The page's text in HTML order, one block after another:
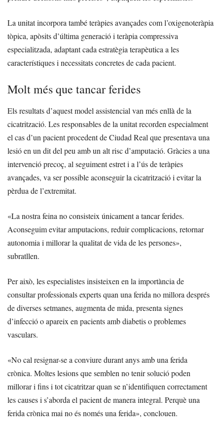
La unitat incorpora també teràpies avançades com l’oxigenoteràpia
tòpica, apòsits d’última generació i teràpia compressiva
especialitzada, adaptant cada estratègia terapèutica a les
característiques i necessitats concretes de cada pacient.
Molt més que tancar ferides
Els resultats d’aquest model assistencial van més enllà de la
cicatrització. Les responsables de la unitat recorden especialment
el cas d’un pacient procedent de Ciudad Real que presentava una
lesió en un dit del peu amb un alt risc d’amputació. Gràcies a una
intervenció precoç, al seguiment estret i a l’ús de teràpies
avançades, va ser possible aconseguir la cicatrització i evitar la
pèrdua de l’extremitat.
«La nostra feina no consisteix únicament a tancar ferides.
Aconseguim evitar amputacions, reduir complicacions, retornar
autonomia i millorar la qualitat de vida de les persones»,
subratllen.
Per això, les especialistes insisteixen en la importància de
consultar professionals experts quan una ferida no millora després
de diverses setmanes, augmenta de mida, presenta signes
d’infecció o apareix en pacients amb diabetis o problemes
vasculars.
«No cal resignar-se a conviure durant anys amb una ferida
crònica. Moltes lesions que semblen no tenir solució poden
millorar i fins i tot cicatritzar quan se n’identifiquen correctament
les causes i s’aborda el pacient de manera integral. Perquè una
ferida crònica mai no és només una ferida», conclouen.